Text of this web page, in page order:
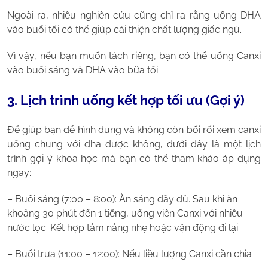
Ngoài ra, nhiều nghiên cứu cũng chỉ ra rằng uống DHA
vào buổi tối có thể giúp cải thiện chất lượng giấc ngủ.
Vì vậy, nếu bạn muốn tách riêng, bạn có thể uống Canxi
vào buổi sáng và DHA vào bữa tối.
3. Lịch trình uống kết hợp tối ưu (Gợi ý)
Để giúp bạn dễ hình dung và không còn bối rối xem canxi
uống chung với dha được không, dưới đây là một lịch
trình gợi ý khoa học mà bạn có thể tham khảo áp dụng
ngay:
– Buổi sáng (7:00 – 8:00): Ăn sáng đầy đủ. Sau khi ăn
khoảng 30 phút đến 1 tiếng, uống viên Canxi với nhiều
nước lọc. Kết hợp tắm nắng nhẹ hoặc vận động đi lại.
– Buổi trưa (11:00 – 12:00): Nếu liều lượng Canxi cần chia